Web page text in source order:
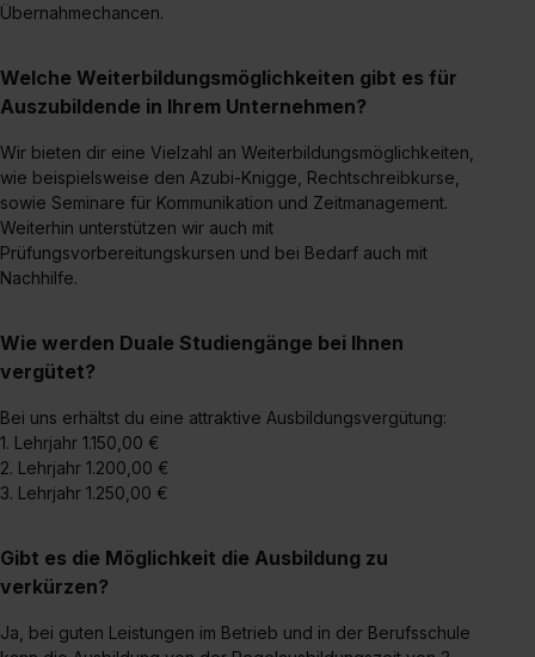
II). Du kannst die von dir erteilte Einwilligung jederzeit mit
Datenschutzerklärung unter dem Punkt „Datenschutz-
Einstellungen“ widerrufen. Weitere Informationen zu den
zeigen“. Weitere Informationen:Datenschutzerklärung
Impressum.
Übernahmechancen.
Welche Weiterbildungsmöglichkeiten gibt es für
Auszubildende in Ihrem Unternehmen?
Wir bieten dir eine Vielzahl an Weiterbildungsmöglichkeiten,
wie beispielsweise den Azubi-Knigge, Rechtschreibkurse,
sowie Seminare für Kommunikation und Zeitmanagement.
Weiterhin unterstützen wir auch mit
Prüfungsvorbereitungskursen und bei Bedarf auch mit
Nachhilfe.
Wie werden Duale Studiengänge bei Ihnen
vergütet?
Bei uns erhältst du eine attraktive Ausbildungsvergütung:
1. Lehrjahr 1.150,00 €
2. Lehrjahr 1.200,00 €
3. Lehrjahr 1.250,00 €
Gibt es die Möglichkeit die Ausbildung zu
verkürzen?
Ja, bei guten Leistungen im Betrieb und in der Berufsschule